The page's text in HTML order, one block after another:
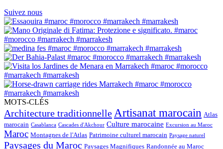
Suivez nous
MOTS-CLÉS
Architecture traditionnelle Artisanat marocain Atlas
marocain Casablanca Cascades d'Akchour Culture marocaine Excursion au Maroc
Maroc Montagnes de l'Atlas Patrimoine culturel marocain Paysage naturel
Paysages du Maroc Paysages Magnifiques Randonnée au Maroc